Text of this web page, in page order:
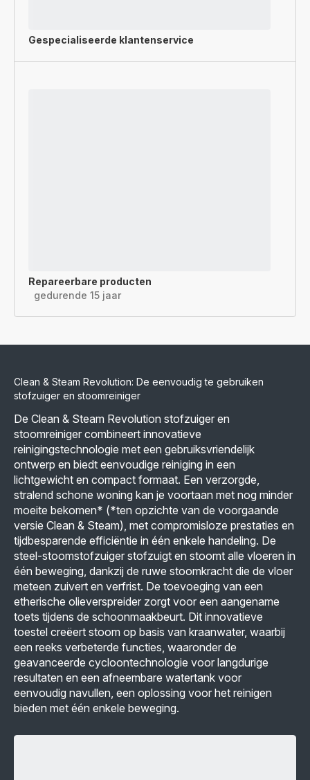
Gespecialiseerde klantenservice
Repareerbare producten
gedurende 15 jaar
Clean & Steam Revolution: De eenvoudig te gebruiken
stofzuiger en stoomreiniger
De Clean & Steam Revolution stofzuiger en
stoomreiniger combineert innovatieve
reinigingstechnologie met een gebruiksvriendelijk
ontwerp en biedt eenvoudige reiniging in een
lichtgewicht en compact formaat. Een verzorgde,
stralend schone woning kan je voortaan met nog minder
moeite bekomen* (*ten opzichte van de voorgaande
versie Clean & Steam), met compromisloze prestaties en
tijdbesparende efficiëntie in één enkele handeling. De
steel-stoomstofzuiger stofzuigt en stoomt alle vloeren in
één beweging, dankzij de ruwe stoomkracht die de vloer
meteen zuivert en verfrist. De toevoeging van een
etherische olieverspreider zorgt voor een aangename
toets tijdens de schoonmaakbeurt. Dit innovatieve
toestel creëert stoom op basis van kraanwater, waarbij
een reeks verbeterde functies, waaronder de
geavanceerde cycloontechnologie voor langdurige
resultaten en een afneembare watertank voor
eenvoudig navullen, een oplossing voor het reinigen
bieden met één enkele beweging.